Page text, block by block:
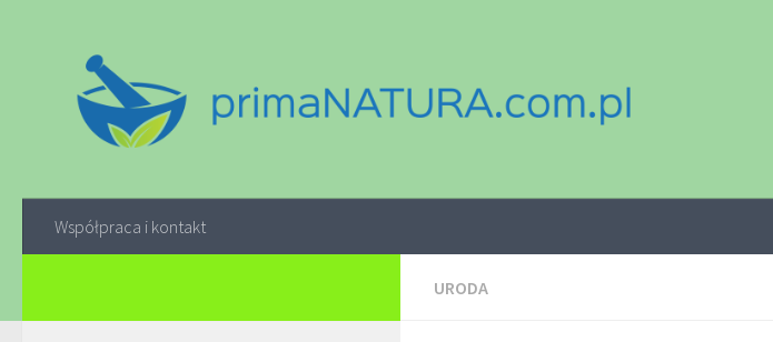
Współpraca i kontakt
URODA